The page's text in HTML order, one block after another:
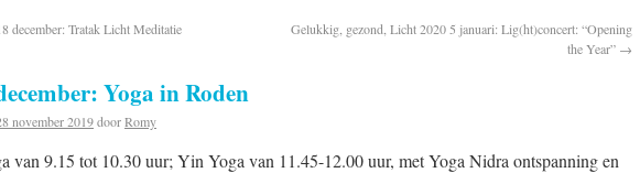
december: Tratak Licht Meditatie
Gelukkig, gezond, Licht 2020 5 januari: Lig(ht)concert: “Opening
the Year” →
Yoga in Roden
november 2019doorRomy
van 9.15 tot 10.30 uur; Yin Yoga van 11.45-12.00 uur, met Yoga Nidra ontspanning en